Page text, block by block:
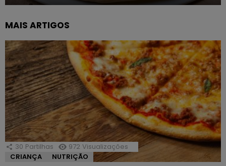
MAIS ARTIGOS
30 Partilhas 972 Visualizações
CRIANÇA
NUTRIÇÃO